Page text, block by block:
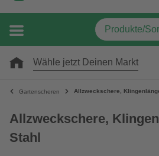
Wähle jetzt Deinen Markt
Gartenscheren Allzweckschere,
Allzweckschere,
Stahl